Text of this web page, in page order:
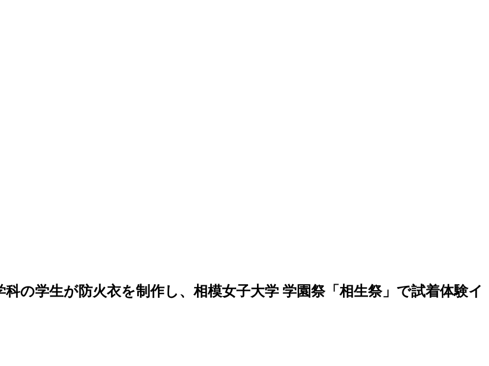
の学生が防火衣を制作し、相模女子大学 学園祭「相生祭」で試着体験イ